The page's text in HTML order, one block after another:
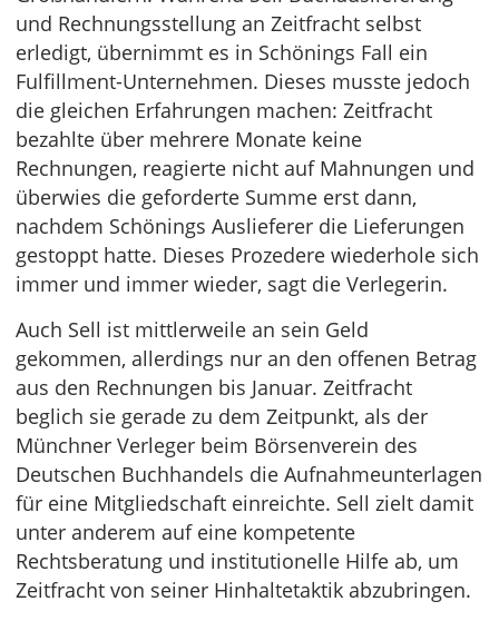
und Rechnungsstellung an Zeitfracht selbst
erledigt, übernimmt es in Schönings Fall ein
Fulfillment-Unternehmen. Dieses musste jedoch
die gleichen Erfahrungen machen: Zeitfracht
bezahlte über mehrere Monate keine
Rechnungen, reagierte nicht auf Mahnungen und
überwies die geforderte Summe erst dann,
nachdem Schönings Auslieferer die Lieferungen
gestoppt hatte. Dieses Prozedere wiederhole sich
immer und immer wieder, sagt die Verlegerin.
Auch Sell ist mittlerweile an sein Geld
gekommen, allerdings nur an den offenen Betrag
aus den Rechnungen bis Januar. Zeitfracht
beglich sie gerade zu dem Zeitpunkt, als der
Münchner Verleger beim Börsenverein des
Deutschen Buchhandels die Aufnahmeunterlagen
für eine Mitgliedschaft einreichte. Sell zielt damit
unter anderem auf eine kompetente
Rechtsberatung und institutionelle Hilfe ab, um
Zeitfracht von seiner Hinhaltetaktik abzubringen.